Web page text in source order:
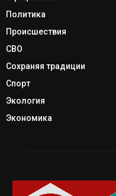
Политика
Происшествия
СВО
Сохраняя традиции
Спорт
Экология
Экономика